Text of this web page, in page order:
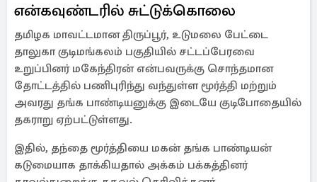
என்கவுண்டரில் சுட்டுக்கொலை
தமிழக மாவட்டமான திருப்பூர், உடுமலை பேட்டை
தாலுகா குடிமங்கலம் பகுதியில் சட்டப்பேரவை
உறுப்பினர் மகேந்திரன் என்பவருக்கு சொந்தமான
தோட்டத்தில் பணிபுரிந்து வந்துள்ள மூர்த்தி மற்றும்
அவரது தங்க பாண்டியனுக்கு இடையே குடிபோதையில்
தகராறு ஏற்பட்டுள்ளது.
இதில், தந்தை மூர்த்தியை மகன் தங்க பாண்டியன்
கடுமையாக தாக்கியதால் அக்கம் பக்கத்தினர்